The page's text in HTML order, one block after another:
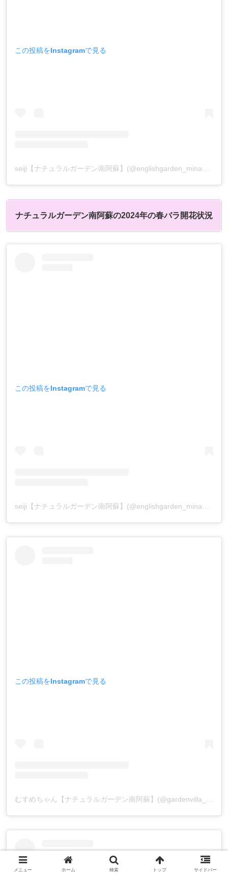
この投稿をInstagramで見る
ナチュラルガーデン南阿蘇の2024年の春バラ開花状況
この投稿をInstagramで見る
この投稿をInstagramで見る
メニュー ホーム 検索 トップ サイドバー